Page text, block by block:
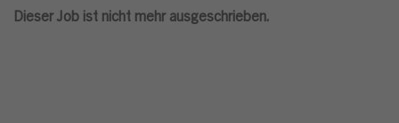
Dieser Job ist nicht mehr ausgeschrieben.